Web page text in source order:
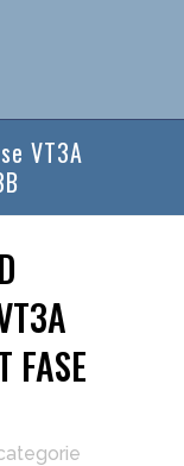
VT3A
FASE